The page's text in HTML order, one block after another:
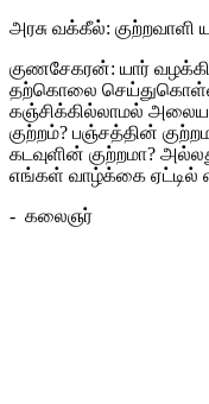
அரசு வக்கீல்: குற்றவாளி
குணசேகரன்: யார்
தற்கொலை செய்துகொள்ள
கஞ்சிக்கில்லாமல்
குற்றம்? பஞ்சத்தின்
கடவுளின் குற்றமா?
எங்கள் வாழ்க்கை ஏட்டில்
- கலைஞர்